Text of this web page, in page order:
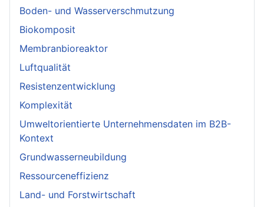
Boden- und Wasserverschmutzung
Biokomposit
Membranbioreaktor
Luftqualität
Resistenzentwicklung
Komplexität
Umweltorientierte Unternehmensdaten im B2B-
Kontext
Grundwasserneubildung
Ressourceneffizienz
Land- und Forstwirtschaft